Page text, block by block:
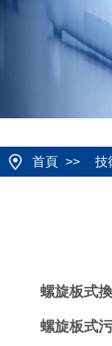
首頁 >> 技
螺旋板式
螺旋板式